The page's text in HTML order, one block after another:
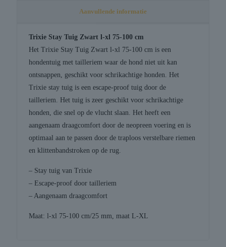
Aanvullende informatie
Trixie Stay Tuig Zwart l-xl 75-100 cm
Het Trixie Stay Tuig Zwart l-xl 75-100 cm is een
hondentuig met tailleriem waar de hond niet uit kan
ontsnappen, geschikt voor schrikachtige honden. Het
Trixie stay tuig is een escape-proof tuig door de
tailleriem. Het tuig is zeer geschikt voor schrikachtige
honden, die snel op de vlucht slaan. Het heeft een
aangenaam draagcomfort door de neopreen voering en is
optimaal aan te passen door de traploos verstelbare riemen
en klittenbandstroken op de rug.
– Stay tuig van Trixie
– Escape-proof door tailleriem
– Aangenaam draagcomfort
Maat: l-xl 75-100 cm/25 mm, maat L-XL